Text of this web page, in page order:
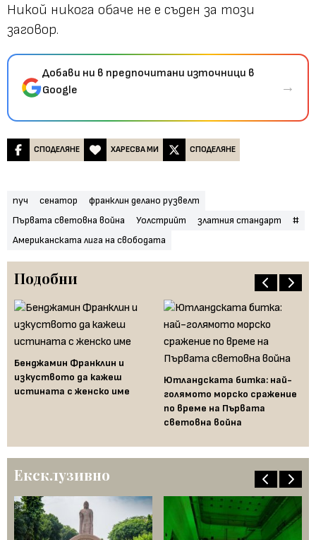
Никой никога обаче не е съден за този
заговор.
Добави ни в предпочитани източници в
Google
→
СПОДЕЛЯНЕ ХАРЕСВА МИ СПОДЕЛЯНЕ
пуч сенатор
франклин делано рузвелт
Първата световна война
Уолстрийт златния стандарт
#
Американската лига на свободата
Подобни
Бенджамин Франклин и
изкуството да кажеш
истината с женско име
Ютландската битка: най-
голямото морско сражение
по време на Първата
световна война
Ексклузивно